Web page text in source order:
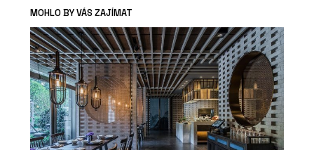
MOHLO BY VÁS ZAJÍMAT